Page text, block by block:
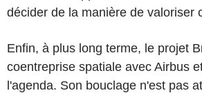
décider de la manière de valoriser
Enfin, à plus long terme, le projet
coentreprise spatiale avec Airbus
l'agenda. Son bouclage n'est pas